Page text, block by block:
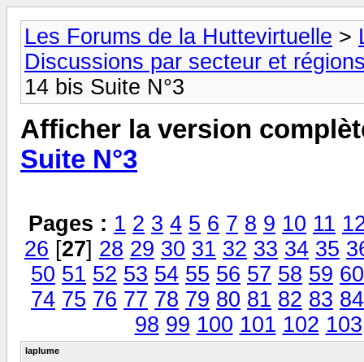
Les Forums de la Huttevirtuelle >
Discussions par secteur et
14 bis Suite N°3
Afficher la version
Suite N°3
Pages : 1 2 3 4 5 6 7 8 9 10 11
26 [27] 28 29 30 31 32 33 34 35
50 51 52 53 54 55 56 57 58 59 60
74 75 76 77 78 79 80 81 82 83 84
98 99 100 101 102 103
laplume